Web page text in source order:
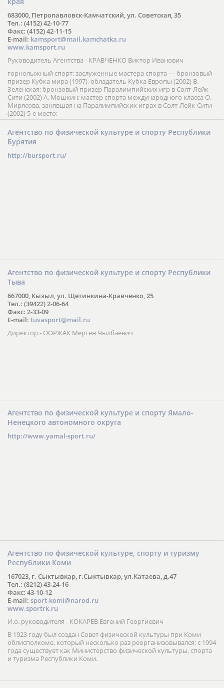
683000, Петропавловск-Камчатский, ул. Советская, 35
Тел.: (4152) 42-10-77
Факс: (4152) 42-11-15
E-mail: kamsport@mail.kamchatka.ru
www.kamsport.ru
Руководитель Агентства - КРАВЧЕНКО Виктор Иванович
горнолыжный спорт: заслуженные мастера спорта — бронзовый
призер Кубка мира (1997), обладатель Кубка Европы (2002) В.
Зеленская; бронзовый призер Паралимпийских игр в Солт-Лейк-
Сити (2002) А. Мошкин; мастер спорта международного класса О.
Мирясова, занявшая на Паралимпийских играх в Солт-Лейк-Сити
(2002) 5-е место;
Агентство по физической культуре и спорту Республики
Бурятия
http://bursport.ru/
Агентство по физической культуре и спорту Республики
Тыва
667000, Кызыл, ул. Щетинкина-Кравченко, 25
Тел.: (39422) 2-06-64
Факс: 2-33-09
E-mail: tuvasport@mail.ru
Директор - ООРЖАК Мерген Чылбаевич
Агентство по физической культуре и спорту Ямало-
Ненецкого автономного округа
http://www.yamal-sport.ru/
Агентство по физической культуре, спорту и туризму
Республики Коми
167023, г. Сыктывкар, г.Сыктывкар, ул.Катаева, д.47
Тел.: (8212) 43-24-16
Факс: 43-10-12
E-mail: sport-komi@narod.ru
www.sportrk.ru
И.о. руководителя - КОКАРЕВ Евгений Георгиевич
В 1923 году был создан Совет физической культуры при Коми
облисполкоме, который несколько раз реорганизовывался; с 1994
года существует как Министерство физической культуры, спорта
и туризма Республики Коми.